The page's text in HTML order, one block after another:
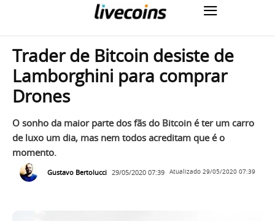
Trader de Bitcoin desiste de
Lamborghini para comprar
Drones
O sonho da maior parte dos fãs do Bitcoin é ter um carro
de luxo um dia, mas nem todos acreditam que é o
momento.
Gustavo Bertolucci 29/05/2020 07:39 Atualizado 29/05/2020 07:39